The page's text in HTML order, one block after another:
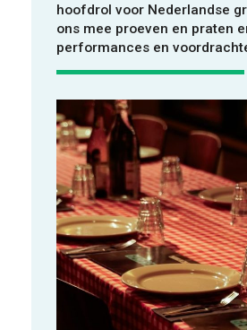
VOOR WIE
ONTDEKKEN
hoofdrol voor Nederlandse
ons mee proeven en praten
performances en